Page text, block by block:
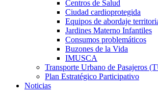
Centros de Salud
Ciudad cardioprotegida
Equipos de abordaje
Jardines Materno Infantiles
Consumos problemáticos
Buzones de la Vida
IMUSCA
Transporte Urbano de Pasajeros
Plan Estratégico Participativo
Noticias